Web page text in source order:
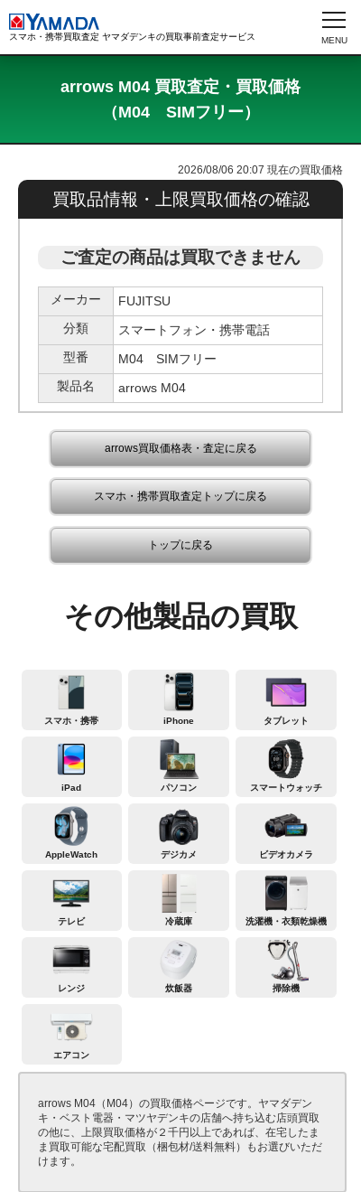
スマホ・携帯買取査定 ヤマダデンキの買取事前査定サービス
arrows M04 買取査定・買取価格
（M04 SIMフリー）
2026/08/06 20:07 現在の買取価格
買取品情報・上限買取価格の確認
ご査定の商品は買取できません
メーカー
FUJITSU
分類
スマートフォン・携帯電話
型番
M04 SIMフリー
製品名
arrows M04
arrows買取価格表・査定に戻る
スマホ・携帯買取査定トップに戻る
トップに戻る
その他製品の買取
スマホ・携帯 iPhone タブレット
iPad パソコン スマートウォッチ
AppleWatch デジカメ ビデオカメラ
テレビ 冷蔵庫 洗濯機・衣類乾燥機
レンジ 炊飯器 掃除機
エアコン
arrows M04（M04）の買取価格ページです。ヤマダデン
キ・ベスト電器・マツヤデンキの店舗へ持ち込む店頭買取
の他に、上限買取価格が２千円以上であれば、在宅したま
ま買取可能な宅配買取（梱包材/送料無料）もお選びいただ
けます。